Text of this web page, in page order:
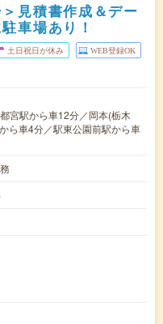
見積書作成＆デー
車場あり！
土日祝日が休み WEB登録OK
宮駅から車12分／岡本(栃木
ら車4分／駅東公園前駅から車